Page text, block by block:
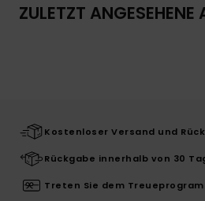
ZULETZT ANGESEHENE
Kostenloser Versand und
Rückgabe innerhalb von 30
Treten Sie dem